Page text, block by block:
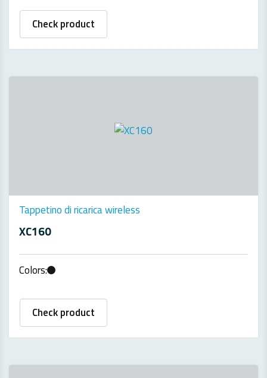
Check product
Tappetino di ricarica wireless
XC160
Colors:
Check product